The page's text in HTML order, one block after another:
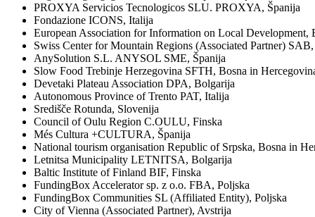
PROXYA Servicios Tecnologicos SLU. PROXYA, Španija
Fondazione ICONS, Italija
European Association for Information on Local Development,
Swiss Center for Mountain Regions (Associated Partner)
AnySolution S.L. ANYSOL SME, Španija
Slow Food Trebinje Herzegovina SFTH, Bosna in
Devetaki Plateau Association DPA, Bolgarija
Autonomous Province of Trento PAT, Italija
Središče Rotunda, Slovenija
Council of Oulu Region C.OULU, Finska
Més Cultura +CULTURA, Španija
National tourism organisation Republic of Srpska, Bosna in
Letnitsa Municipality LETNITSA, Bolgarija
Baltic Institute of Finland BIF, Finska
FundingBox Accelerator sp. z o.o. FBA, Poljska
FundingBox Communities SL (Affiliated Entity), Poljska
City of Vienna (Associated Partner), Avstrija